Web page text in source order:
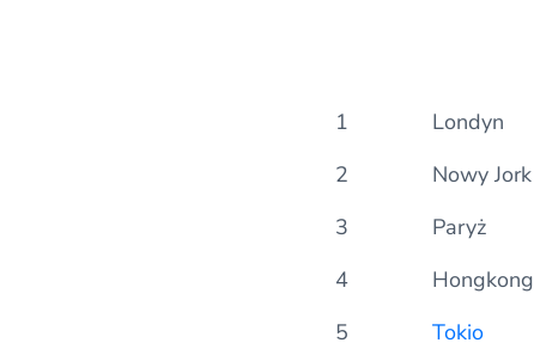
Pozycja Miasto
1 Londyn
2
Nowy Jork
3
Paryż
4
Hongkong
5
Tokio